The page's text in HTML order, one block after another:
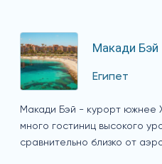
Макади Бэй
Египет
Макади Бэй - курорт южнее
много гостиниц высокого
сравнительно близко от